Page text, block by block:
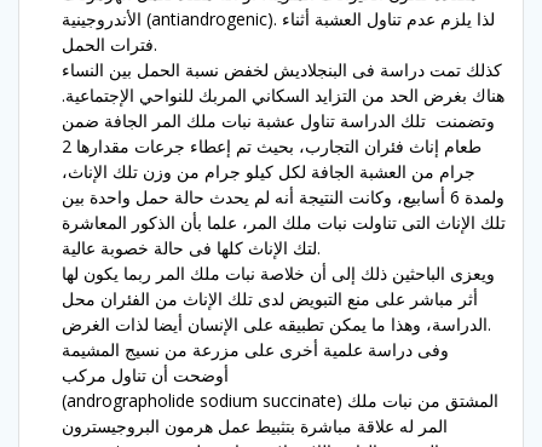
الأندروجينية (antiandrogenic). لذا يلزم عدم تناول العشبة أثناء
فترات الحمل.
كذلك تمت دراسة فى البنجلاديش لخفض نسبة الحمل بين النساء
هناك بغرض الحد من التزايد السكاني المربك للنواحي الإجتماعية.
وتضمنت تلك الدراسة تناول عشبة نبات ملك المر الجافة ضمن
طعام إناث فئران التجارب، بحيث تم إعطاء جرعات مقدارها 2
جرام من العشبة الجافة لكل كيلو جرام من وزن تلك الإناث،
ولمدة 6 أسابيع، وكانت النتيجة أنه لم يحدث حالة حمل واحدة بين
تلك الإناث التى تناولت نبات ملك المر، علما بأن الذكور المعاشرة
لتك الإناث كلها فى حالة خصوبة عالية.
ويعزى الباحثين ذلك إلى أن خلاصة نبات ملك المر ربما يكون لها
أثر مباشر على منع التبويض لدى تلك الإناث من الفئران محل
الدراسة، وهذا ما يمكن تطبيقه على الإنسان أيضا لذات الغرض.
وفى دراسة علمية أخرى على مزرعة من نسيج المشيمة
أوضحت أن تناول مركب
(andrographolide sodium succinate) المشتق من نبات ملك
المر له علاقة مباشرة بتثبيط عمل هرمون البروجيسترون